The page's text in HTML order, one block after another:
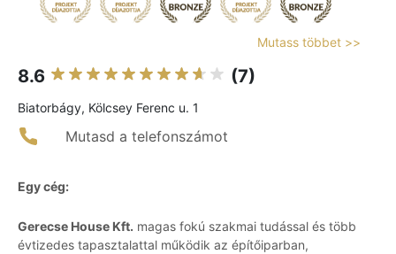
Mutass többet >>
8.6 (7)
Biatorbágy, Kölcsey Ferenc u. 1
Mutasd a telefonszámot
Egy cég:
Gerecse House Kft. magas fokú szakmai tudással és több
évtizedes tapasztalattal működik az építőiparban,